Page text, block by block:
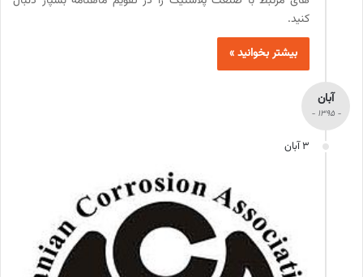
کنید.
بیشتر بخوانید »
آبان
- 1395 -
3 آبان